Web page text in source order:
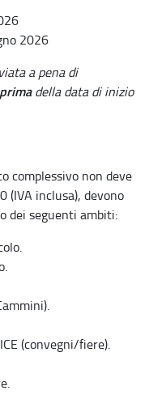
2026
a pena di
della data di inizio
complessivo non deve
(IVA inclusa), devono
dei seguenti ambiti:
(convegni/fiere).